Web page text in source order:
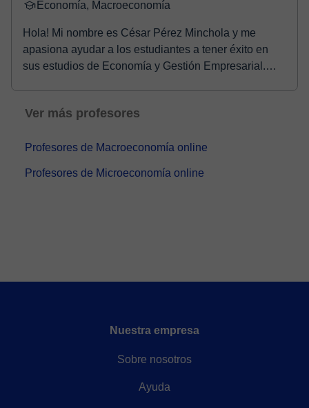
Economía, Macroeconomía
Hola! Mi nombre es César Pérez Minchola y me
apasiona ayudar a los estudiantes a tener éxito en
sus estudios de Economía y Gestión Empresarial.
Ver más profesores
Profesores de Macroeconomía online
Profesores de Microeconomía online
Nuestra empresa
Sobre nosotros
Ayuda